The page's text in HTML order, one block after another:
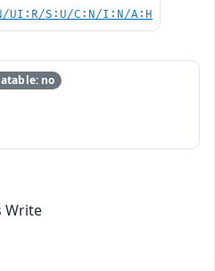
UI:R/S:U/C:N/I:N/A:H
no
Write